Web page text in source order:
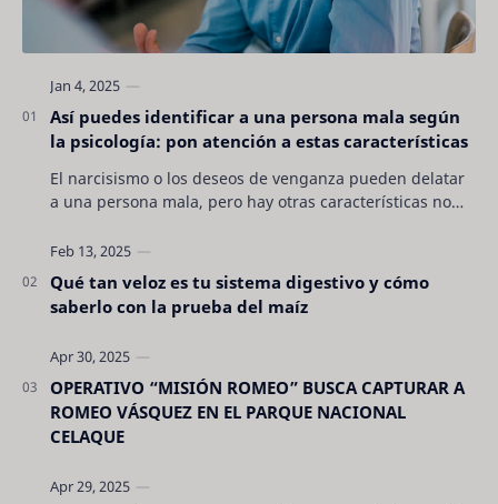
Así puedes identificar a una persona mala según
la psicología: pon atención a estas características
El narcisismo o los deseos de venganza pueden delatar
a una persona mala, pero hay otras características no
Qué tan veloz es tu sistema digestivo y cómo
saberlo con la prueba del maíz
OPERATIVO “MISIÓN ROMEO” BUSCA CAPTURAR A
ROMEO VÁSQUEZ EN EL PARQUE NACIONAL
CELAQUE